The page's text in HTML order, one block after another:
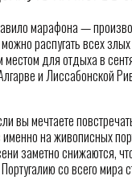
марафона —
распугать всех
для отдыха в
и Лиссабонской
вы мечтаете
именно на живописных
заметно снижаются,
со всего